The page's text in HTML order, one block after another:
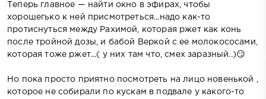
Теперь главное — найти окно в эфирах, чтобы
хорошегько к ней присмотреться...надо как-то
протиснуться между Рахимой, которая ржет как конь
после тройной дозы, и бабой Веркой с ее молокососами,
которая тоже ржет...( у них там что, смех заразный..)😏
Но пока просто приятно посмотреть на лицо новенькой ,
которое не собирали по кускам в подвале у какого-то